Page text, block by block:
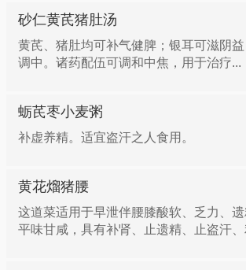
砂仁黄芪猪肚汤
黄芪、猪肚均可补气健脾；银耳可滋阴
调中。诸药配伍可调和中焦，用于治疗...
蛎芪枣小麦粥
补虚养精。适宜盗汗之人食用。
黄花熘猪腰
这道菜适用于早泄伴腰膝酸软、乏力、
平味甘咸，具有补肾、止遗精、止盗汗、